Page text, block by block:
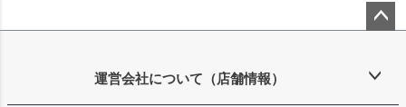
ップ
運営会社について（店舗情報）